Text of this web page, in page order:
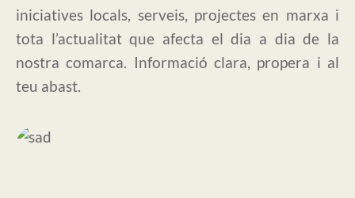
iniciatives locals, serveis, projectes en marxa i
tota l’actualitat que afecta el dia a dia de la
nostra comarca. Informació clara, propera i al
teu abast.
Imatge